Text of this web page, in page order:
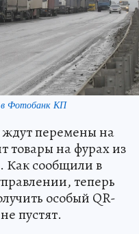
Фотобанк КП
ждут перемены на
товары на фурах из
Как сообщили в
теперь
особый QR-
пустят.